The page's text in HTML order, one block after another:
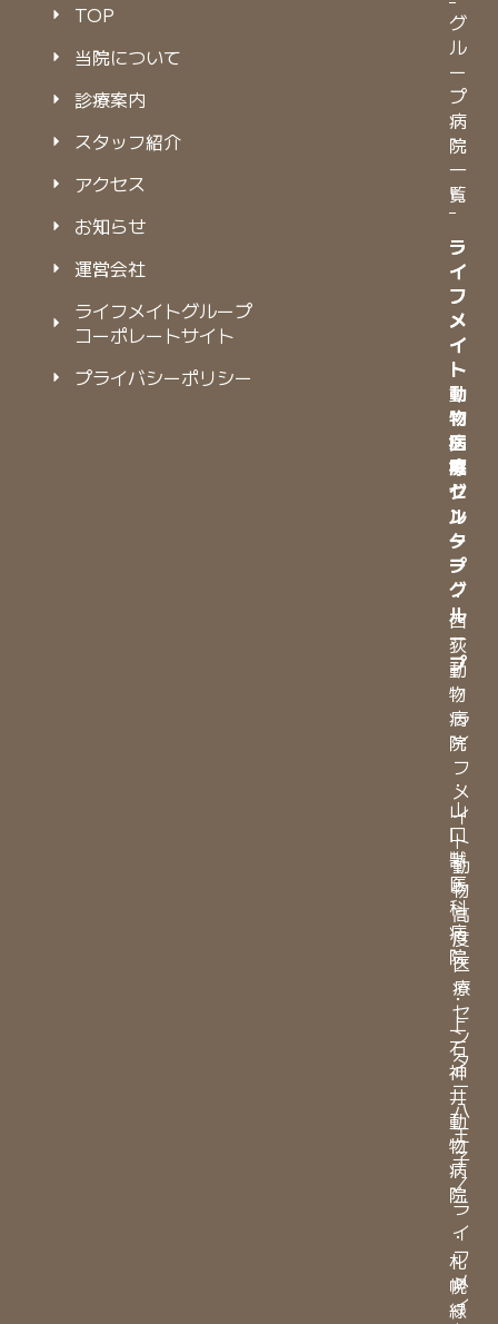
TOP
当院について
診療案内
スタッフ紹介
アクセス
お知らせ
運営会社
ライフメイトグループ
コーポレートサイト
プライバシーポリシー
グ
ル
ー
プ
病
院
一
覧
ラ
イ
フ
メ
イ
ト
動
物
病
院
グ
ル
ー
プ
・
西
荻
動
物
病
院
・
山
口
獣
医
科
病
院
・
上
石
神
井
動
物
病
院
・
札
幌
緑
ラ
イ
フ
メ
イ
ト
動
物
医
療
セ
ン
タ
ー
グ
ル
ー
プ
・
ラ
イ
フ
メ
イ
ト
動
物
高
度
医
療
セ
ン
タ
ー
八
王
子
／
ラ
イ
フ
メ
イ